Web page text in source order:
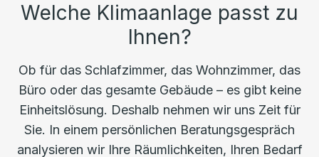
Welche Klimaanlage passt zu
Ihnen?
Ob für das Schlafzimmer, das Wohnzimmer, das
Büro oder das gesamte Gebäude – es gibt keine
Einheitslösung. Deshalb nehmen wir uns Zeit für
Sie. In einem persönlichen Beratungsgespräch
analysieren wir Ihre Räumlichkeiten, Ihren Bedarf